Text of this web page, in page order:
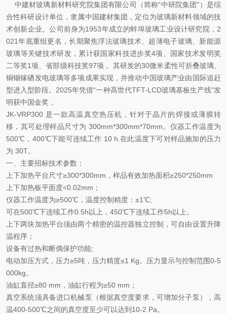
中建材玻璃新材料研究院集团有限公司（简称“中研院集团"）是综
合性科研设计单位，隶属中国建材集团，定位为玻璃新材料领域的技
术创新企业。公司前身为1953年成立的蚌埠玻璃工业设计研究院，2
021年底重组更名，长期聚焦浮法玻璃技术、超薄电子玻璃、新能源
玻璃等关键技术研发，累计获国家科技进步奖4项、国家技术发明奖
二等奖1项、省部级科技奖97项 。其研发的30微米柔性可折叠玻璃、
铜铟镓硒发电玻璃等多项成果实现，并推动中国玻璃产业由国际追赶
型进入型阶段。2025年凭借“一种高世代TFT-LCD玻璃基板生产线"发
明获中国金奖 。
JK-VRP300 是一款高温真空热压机，针对于晶片的焊接或薄膜转
移，其可处理样品尺寸为 300mm*300mm*70mm。仪器工作温度为
500℃，400℃下能可连续工作 10 h.在此温度下可对样品施加的压力
为 30T。
一、主要招标技术参数：
上下加热平台尺寸≥300*300mm，样品有效加热面积≥250*250mm
上下加热板平面度<0.02mm；
仪器工作温度为≥500℃，温度控制精度：±1℃;
可在500℃下连续工作0.5h以上，450℃下连续工作5h以上。
上下两块加热平台须由两个精密的温控器独立控制，可自由设置升降
温程序；
设备有过热和断偶保护功能;
电动加压方式，压力≥5吨，压力精度≤1 Kg。压力显示与控制范围0-5
000kg。
油缸直径≥80 mm，油缸行程为≥50 mm；
真空系统须具备进口机械泵（根据真空度要求，可增加分子泵），高
温400-500℃之间的真空度至少可以达到10-2 Pa。